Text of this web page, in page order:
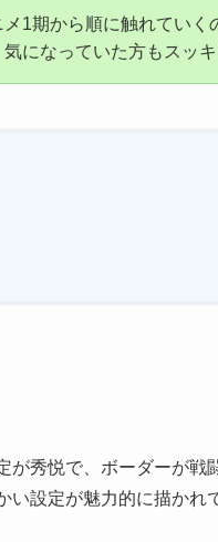
メ1期から順に触れてい
気になっていた方もスッ
が秀悦で、ボーダーが
い設定が魅力的に描かれ